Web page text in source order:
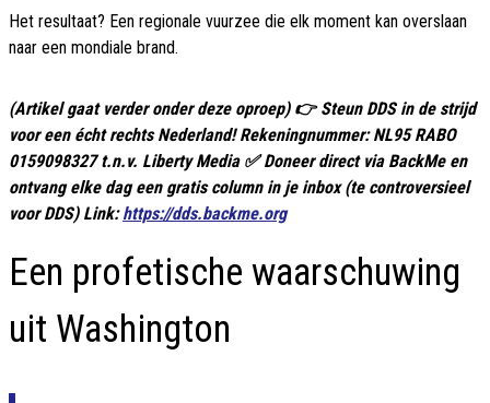
Het resultaat? Een regionale vuurzee die elk moment kan overslaan
naar een mondiale brand.
(Artikel gaat verder onder deze oproep) 👉 Steun DDS in de strijd
voor een écht rechts Nederland! Rekeningnummer: NL95 RABO
0159098327 t.n.v. Liberty Media ✅ Doneer direct via BackMe en
ontvang elke dag een gratis column in je inbox (te controversieel
voor DDS) Link:https://dds.backme.org
Een profetische waarschuwing
uit Washington